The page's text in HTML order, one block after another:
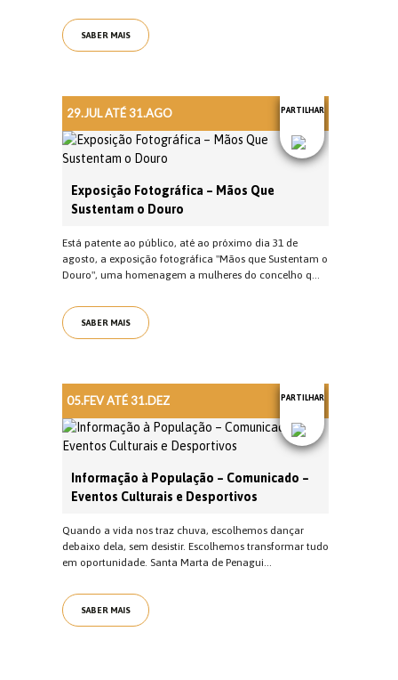
SABER MAIS
29.JUL ATÉ 31.AGO PARTILHAR
Exposição Fotográfica – Mãos Que
Sustentam o Douro
Está patente ao público, até ao próximo dia 31 de
agosto, a exposição fotográfica "Mãos que Sustentam o
Douro", uma homenagem a mulheres do concelho q...
SABER MAIS
05.FEV ATÉ 31.DEZ PARTILHAR
Informação à População – Comunicado –
Eventos Culturais e Desportivos
Quando a vida nos traz chuva, escolhemos dançar
debaixo dela, sem desistir. Escolhemos transformar tudo
em oportunidade. Santa Marta de Penagui...
SABER MAIS